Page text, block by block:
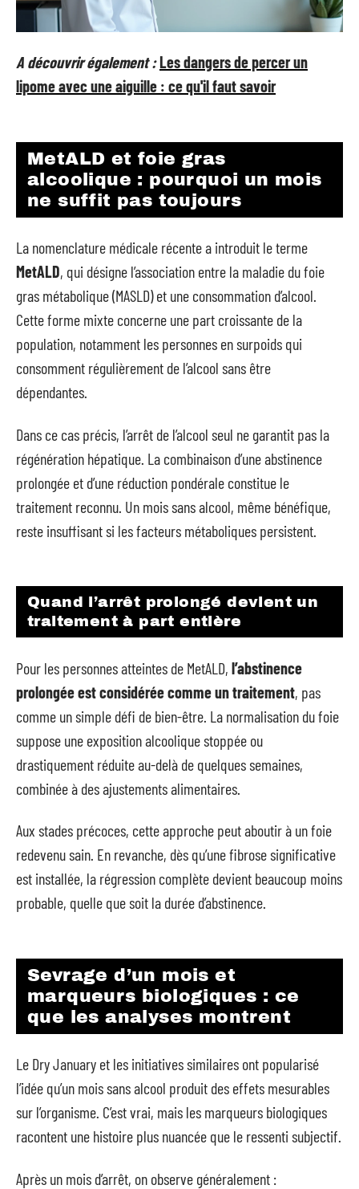
A découvrir également :Les dangers de percer un
lipome avec une aiguille : ce qu'il faut savoir
MetALD et foie gras
alcoolique : pourquoi un mois
ne suffit pas toujours
La nomenclature médicale récente a introduit le terme
MetALD, qui désigne l’association entre la maladie du foie
gras métabolique (MASLD) et une consommation d’alcool.
Cette forme mixte concerne une part croissante de la
population, notamment les personnes en surpoids qui
consomment régulièrement de l’alcool sans être
dépendantes.
Dans ce cas précis, l’arrêt de l’alcool seul ne garantit pas la
régénération hépatique. La combinaison d’une abstinence
prolongée et d’une réduction pondérale constitue le
traitement reconnu. Un mois sans alcool, même bénéfique,
reste insuffisant si les facteurs métaboliques persistent.
Quand l’arrêt prolongé devient un
traitement à part entière
Pour les personnes atteintes de MetALD, l’abstinence
prolongée est considérée comme un traitement, pas
comme un simple défi de bien-être. La normalisation du foie
suppose une exposition alcoolique stoppée ou
drastiquement réduite au-delà de quelques semaines,
combinée à des ajustements alimentaires.
Aux stades précoces, cette approche peut aboutir à un foie
redevenu sain. En revanche, dès qu’une fibrose significative
est installée, la régression complète devient beaucoup moins
probable, quelle que soit la durée d’abstinence.
Sevrage d’un mois et
marqueurs biologiques : ce
que les analyses montrent
Le Dry January et les initiatives similaires ont popularisé
l’idée qu’un mois sans alcool produit des effets mesurables
sur l’organisme. C’est vrai, mais les marqueurs biologiques
racontent une histoire plus nuancée que le ressenti subjectif.
Après un mois d’arrêt, on observe généralement :